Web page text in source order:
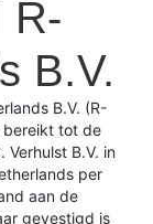
R-
B.V.
B.V. (R-
bereikt tot de
Verhulst B.V. in
per
aan de
gevestigd is